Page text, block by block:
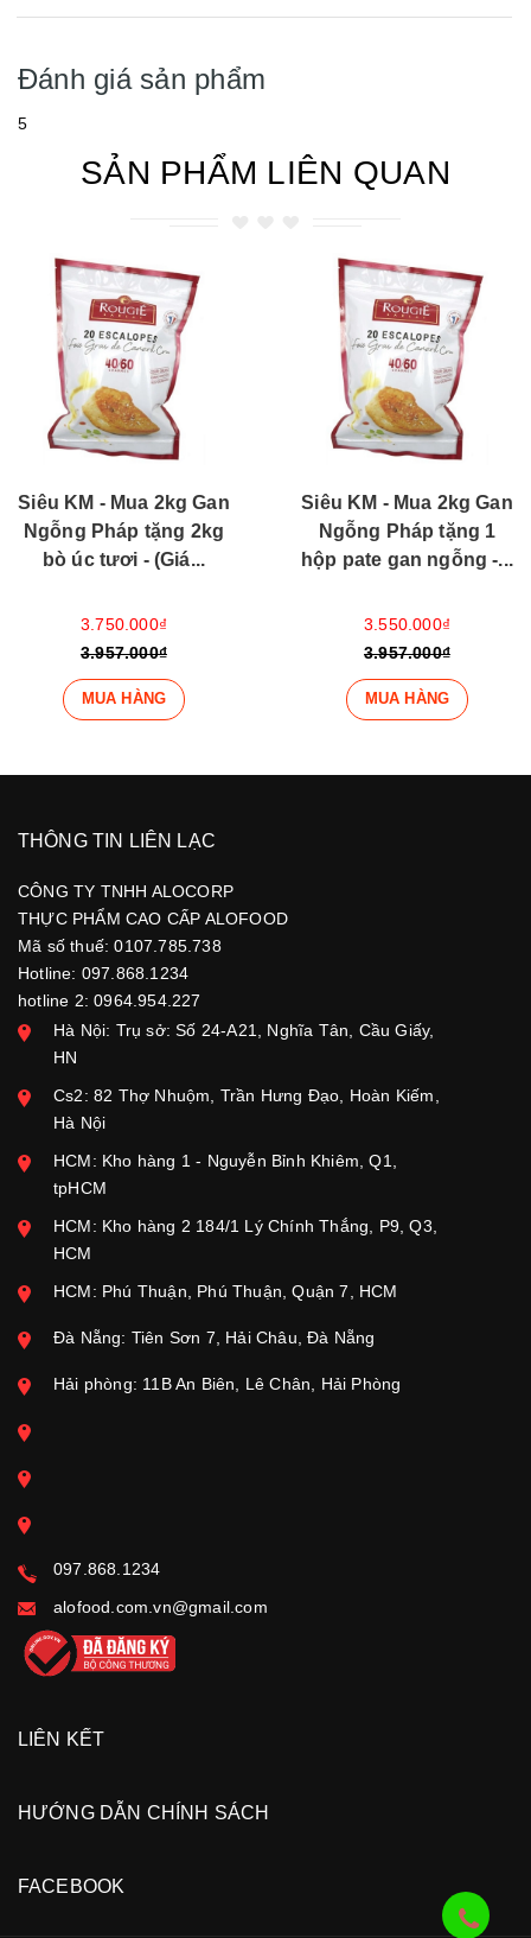
Đánh giá sản phẩm
5
SẢN PHẨM LIÊN QUAN
Siêu KM - Mua 2kg Gan
Ngỗng Pháp tặng 2kg
bò úc tươi - (Giá...
3.750.000₫
3.957.000₫
MUA HÀNG
Siêu KM - Mua 2kg Gan
Ngỗng Pháp tặng 1
hộp pate gan ngỗng -...
3.550.000₫
3.957.000₫
MUA HÀNG
THÔNG TIN LIÊN LẠC
CÔNG TY TNHH ALOCORP
THỰC PHẨM CAO CẤP ALOFOOD
Mã số thuế: 0107.785.738
Hotline: 097.868.1234
hotline 2: 0964.954.227
Hà Nội: Trụ sở: Số 24-A21, Nghĩa Tân, Cầu Giấy,
HN
Cs2: 82 Thợ Nhuộm, Trần Hưng Đạo, Hoàn Kiếm,
Hà Nội
HCM: Kho hàng 1 - Nguyễn Bỉnh Khiêm, Q1,
tpHCM
HCM: Kho hàng 2 184/1 Lý Chính Thắng, P9, Q3,
HCM
HCM: Phú Thuận, Phú Thuận, Quận 7, HCM
Đà Nẵng: Tiên Sơn 7, Hải Châu, Đà Nẵng
Hải phòng: 11B An Biên, Lê Chân, Hải Phòng
097.868.1234
alofood.com.vn@gmail.com
LIÊN KẾT
HƯỚNG DẪN CHÍNH SÁCH
FACEBOOK